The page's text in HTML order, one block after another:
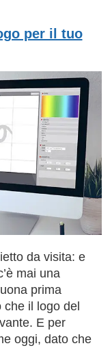
per il tuo
da visita: e
mai una
prima
il logo del
E per
oggi, dato che